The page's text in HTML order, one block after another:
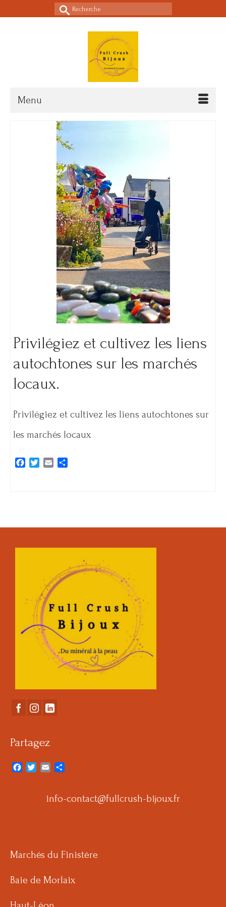
Rechercher :
Menu
Privilégiez et cultivez les liens
autochtones sur les marchés
locaux.
Privilégiez et cultivez les liens autochtones sur
les marchés locaux
FacebookTwitterEmail
Partagez
FacebookTwitterEmail
info-contact@fullcrush-bijoux.fr
Marchés du Finistère
Baie de Morlaix